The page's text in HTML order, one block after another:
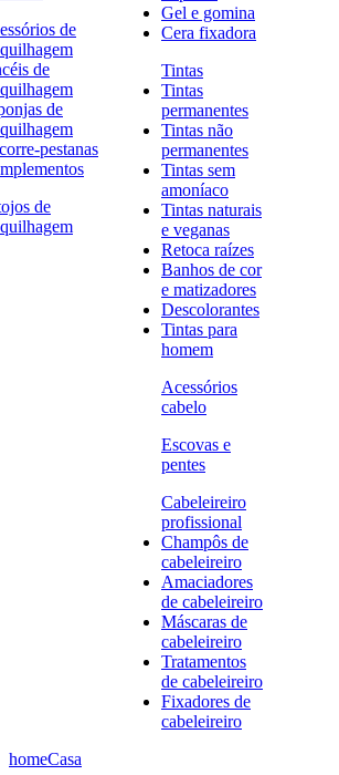
de
de
de
pestanas
de
Gel e gomina
Cera fixadora
Tintas
Tintas
permanentes
Tintas não
permanentes
Tintas sem
amoníaco
Tintas naturais
e veganas
Retoca raízes
Banhos de cor
e matizadores
Descolorantes
Tintas para
homem
Acessórios
cabelo
Escovas e
pentes
Cabeleireiro
profissional
Champôs de
cabeleireiro
Amaciadores
de cabeleireiro
Máscaras de
cabeleireiro
Tratamentos
de cabeleireiro
Fixadores de
cabeleireiro
homeCasa